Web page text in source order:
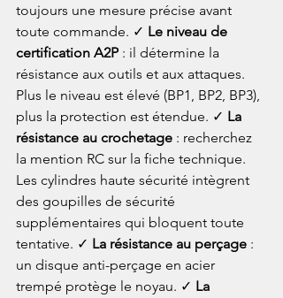
toujours une mesure précise avant
toute commande. ✓ Le niveau de
certification A2P : il détermine la
résistance aux outils et aux attaques.
Plus le niveau est élevé (BP1, BP2, BP3),
plus la protection est étendue. ✓ La
résistance au crochetage : recherchez
la mention RC sur la fiche technique.
Les cylindres haute sécurité intègrent
des goupilles de sécurité
supplémentaires qui bloquent toute
tentative. ✓ La résistance au perçage :
un disque anti-perçage en acier
trempé protège le noyau. ✓ La